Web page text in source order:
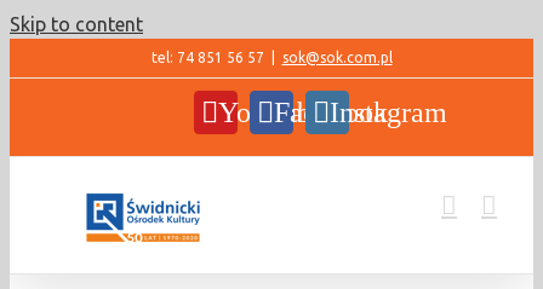
Skip to content
tel: 74 851 56 57 sok@sok.com.pl
YouTubeFacebookInstagram